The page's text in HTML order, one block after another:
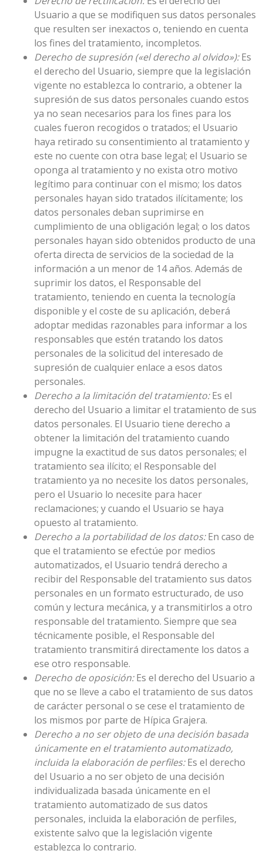
Usuario a que se modifiquen sus datos personales
que resulten ser inexactos o, teniendo en cuenta
los fines del tratamiento, incompletos.
Derecho de supresión («el derecho al olvido»):Es
el derecho del Usuario, siempre que la legislación
vigente no establezca lo contrario, a obtener la
supresión de sus datos personales cuando estos
ya no sean necesarios para los fines para los
cuales fueron recogidos o tratados; el Usuario
haya retirado su consentimiento al tratamiento y
este no cuente con otra base legal; el Usuario se
oponga al tratamiento y no exista otro motivo
legítimo para continuar con el mismo; los datos
personales hayan sido tratados ilícitamente; los
datos personales deban suprimirse en
cumplimiento de una obligación legal; o los datos
personales hayan sido obtenidos producto de una
oferta directa de servicios de la sociedad de la
información a un menor de 14 años. Además de
suprimir los datos, el Responsable del
tratamiento, teniendo en cuenta la tecnología
disponible y el coste de su aplicación, deberá
adoptar medidas razonables para informar a los
responsables que estén tratando los datos
personales de la solicitud del interesado de
supresión de cualquier enlace a esos datos
personales.
Derecho a la limitación del tratamiento:Es el
derecho del Usuario a limitar el tratamiento de sus
datos personales. El Usuario tiene derecho a
obtener la limitación del tratamiento cuando
impugne la exactitud de sus datos personales; el
tratamiento sea ilícito; el Responsable del
tratamiento ya no necesite los datos personales,
pero el Usuario lo necesite para hacer
reclamaciones; y cuando el Usuario se haya
opuesto al tratamiento.
Derecho a la portabilidad de los datos:En caso de
que el tratamiento se efectúe por medios
automatizados, el Usuario tendrá derecho a
recibir del Responsable del tratamiento sus datos
personales en un formato estructurado, de uso
común y lectura mecánica, y a transmitirlos a otro
responsable del tratamiento. Siempre que sea
técnicamente posible, el Responsable del
tratamiento transmitirá directamente los datos a
ese otro responsable.
Derecho de oposición:Es el derecho del Usuario a
que no se lleve a cabo el tratamiento de sus datos
de carácter personal o se cese el tratamiento de
los mismos por parte de Hípica Grajera.
Derecho a no ser objeto de una decisión basada
únicamente en el tratamiento automatizado,
incluida la elaboración de perfiles:Es el derecho
del Usuario a no ser objeto de una decisión
individualizada basada únicamente en el
tratamiento automatizado de sus datos
personales, incluida la elaboración de perfiles,
existente salvo que la legislación vigente
establezca lo contrario.